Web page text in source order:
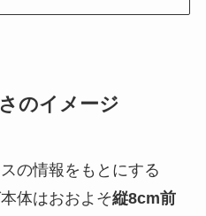
のイメージ
の情報をもとにする
体はおおよそ縦8cm前